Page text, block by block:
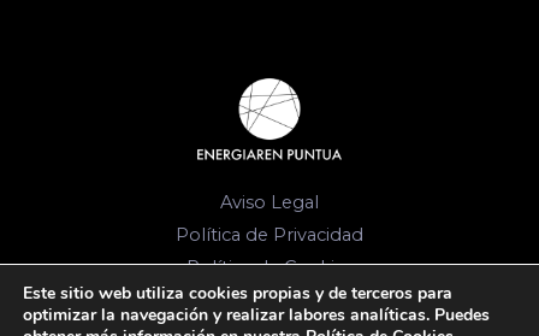
Aviso Legal
Política de Privacidad
Política de Cookies
© 2026 Energia-komunitateen Bulegoa. Todos
Este sitio web utiliza cookies propias y de terceros para
optimizar la navegación y realizar labores analíticas. Puedes